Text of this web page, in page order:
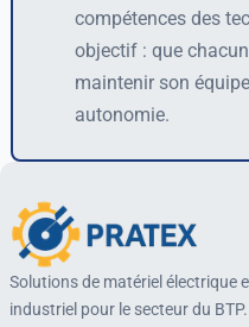
compétences des
objectif : que
maintenir son
autonomie.
Solutions de matériel électrique
industriel pour le secteur du BTP.